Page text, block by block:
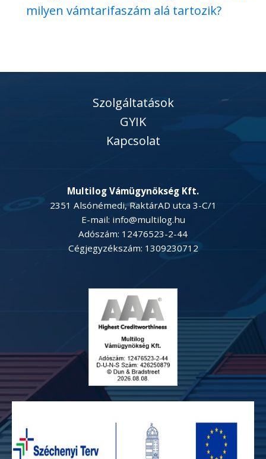
milyen vámtarifaszám alá tartozik?
Multilog Vámügynökség Kft.
2351 Alsónémedi, RaktárAD utca 3-C/1
E-mail: info@multilog.hu
Adószám: 12476523-2-44
Cégjegyzékszám: 1309230712
Szolgáltatások
GYIK
Kapcsolat